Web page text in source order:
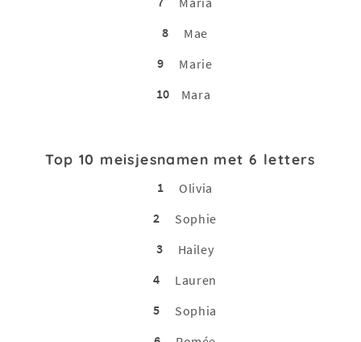
8
Mae
9
Marie
10
Mara
Top 10 meisjesnamen met 6 letters
1
Olivia
2
Sophie
3
Hailey
4
Lauren
5
Sophia